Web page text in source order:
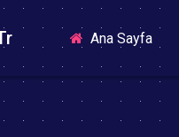
Ana Sayfa